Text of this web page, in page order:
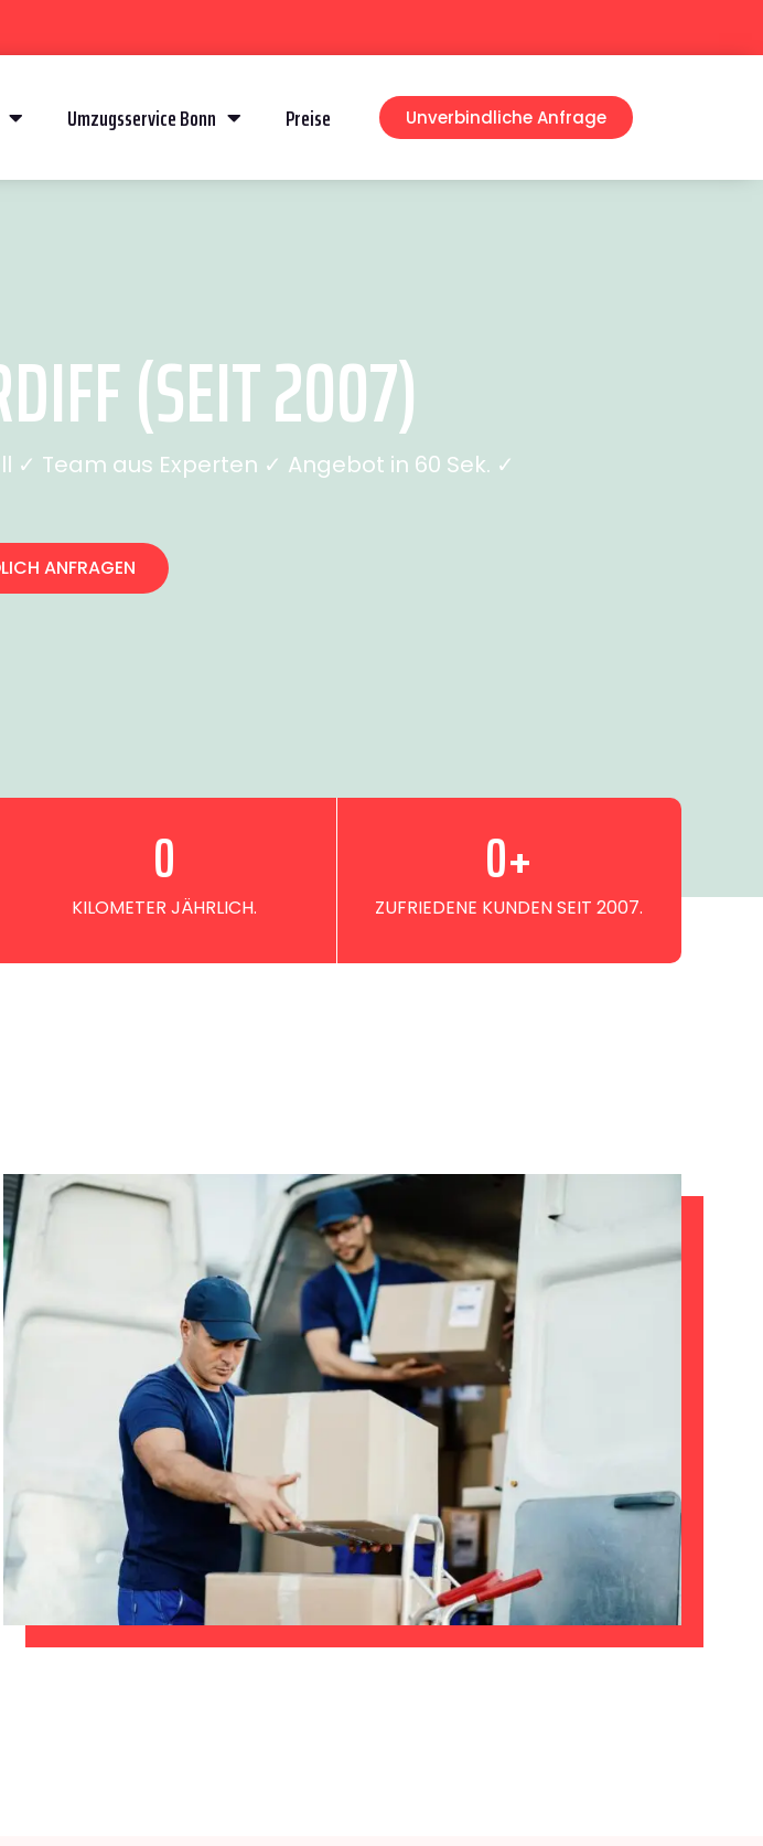
Umzugsservice Bonn Preise Unverbindliche Anfrage
(SEIT 2007)
✓ Team aus Experten ✓ Angebot in 60 Sek. ✓
ANFRAGEN
KILOMETER JÄHRLICH.
0
ZUFRIEDENE KUNDEN SEIT 2007.
0+